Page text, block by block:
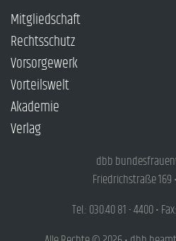
Mitgliedschaft
Rechtsschutz
Vorsorgewerk
Vorteilswelt
Akademie
Verlag
dbb
Friedrichstraße 169
Tel.: 030.40 81 - 4400 •